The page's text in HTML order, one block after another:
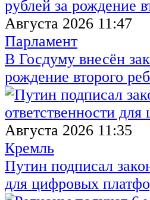
Августа 2026 11:47
Парламент
В Госдуму внесён
рождение второго
Августа 2026 11:35
Кремль
Путин подписал
для цифровых